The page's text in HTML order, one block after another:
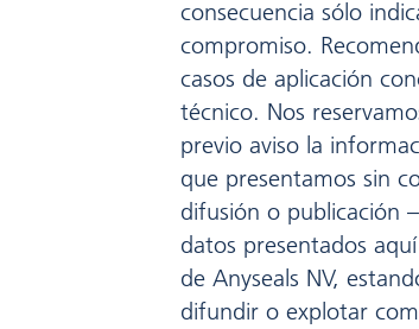
consecuencia sólo
compromiso.
casos de aplicación
técnico. Nos
previo aviso la
que presentamos sin
difusión o publicación
datos presentados
de Anyseals NV,
difundir o explotar